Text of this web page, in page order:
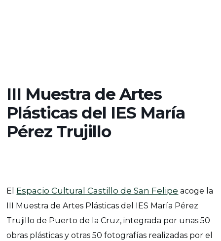
III Muestra de Artes
Plásticas del IES María
Pérez Trujillo
El Espacio Cultural Castillo de San Felipe acoge la
III Muestra de Artes Plásticas del IES María Pérez
Trujillo de Puerto de la Cruz, integrada por unas 50
obras plásticas y otras 50 fotografías realizadas por el